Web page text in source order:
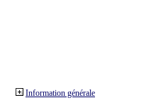
Information générale